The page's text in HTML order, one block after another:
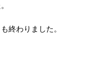
終わりました。